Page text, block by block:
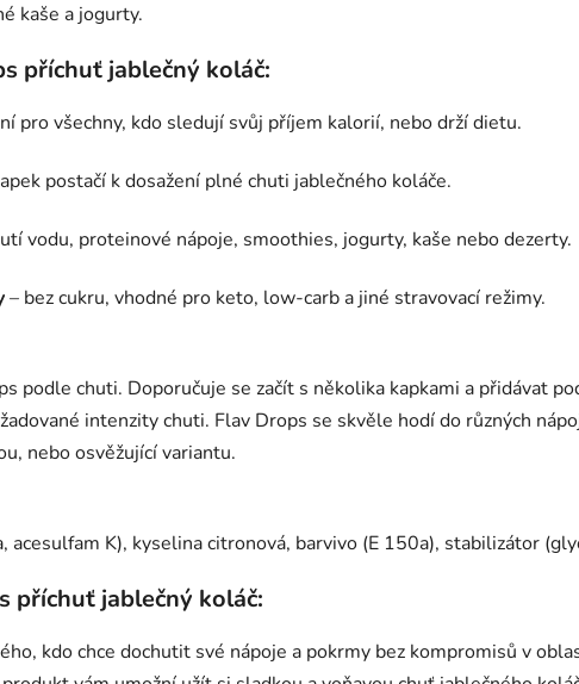
kaše a jogurty.
příchuť jablečný koláč:
pro všechny, kdo sledují svůj příjem kalorií, nebo drží dietu.
postačí k dosažení plné chuti jablečného koláče.
vodu, proteinové nápoje, smoothies, jogurty, kaše nebo dezerty.
– bez cukru, vhodné pro keto, low-carb a jiné stravovací režimy.
podle chuti. Doporučuje se začít s několika kapkami a přidávat
intenzity chuti. Flav Drops se skvěle hodí do různých
nebo osvěžující variantu.
acesulfam K), kyselina citronová, barvivo (E 150a), stabilizátor
příchuť jablečný koláč:
kdo chce dochutit své nápoje a pokrmy bez kompromisů v